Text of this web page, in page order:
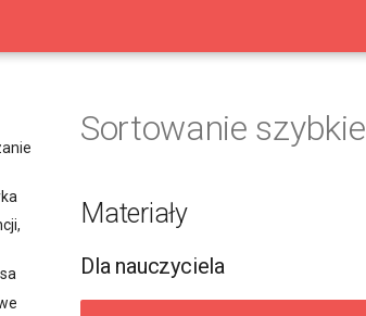
Sortowanie szybkie
Materiały
Dla nauczyciela